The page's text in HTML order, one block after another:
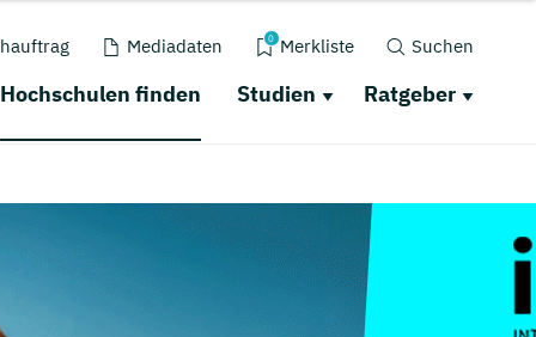
Mediadaten 0 Merkliste Suchen
Hochschulen finden Studien Ratgeber